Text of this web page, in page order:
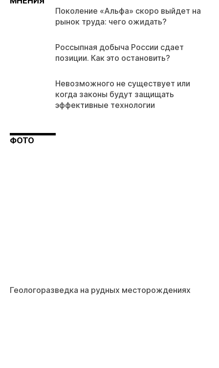
Поколение «Альфа» скоро выйдет на
рынок труда: чего ожидать?
Россыпная добыча России сдает
позиции. Как это остановить?
Невозможного не существует или
когда законы будут защищать
эффективные технологии
ФОТО
Геологоразведка на рудных месторождениях